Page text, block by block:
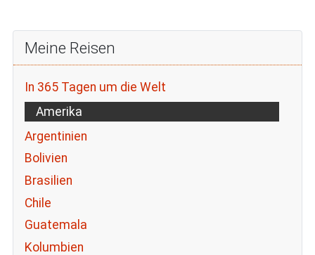
Meine Reisen
In 365 Tagen um die Welt
Amerika
Argentinien
Bolivien
Brasilien
Chile
Guatemala
Kolumbien